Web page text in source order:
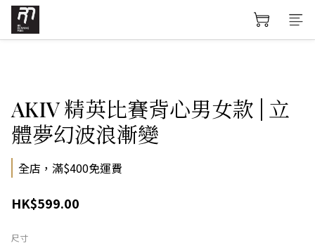
AKIV 精英比賽背心男女款 | 立
體夢幻波浪漸變
全店，滿$400免運費
HK$599.00
尺寸